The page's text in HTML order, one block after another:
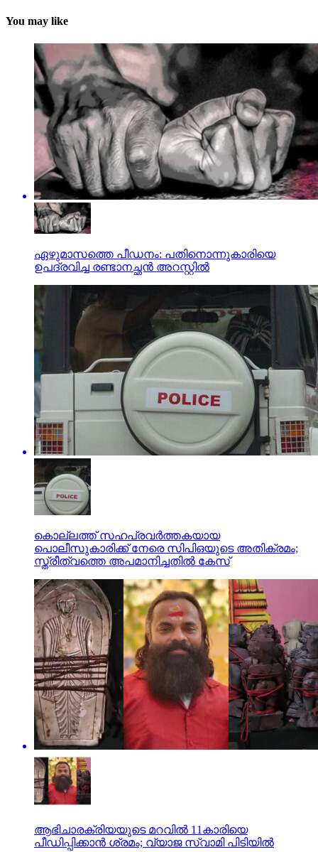
You may like
ഏഴുമാസത്തെ പീഡനം: പതിനൊന്നുകാരിയെ
ഉപദ്രവിച്ച രണ്ടാനച്ഛന്‍ അറസ്റ്റില്‍
കൊല്ലത്ത് സഹപ്രവര്‍ത്തകയായ
പൊലീസുകാരിക്ക് നേരെ സിപിഒയുടെ അതിക്രമം;
സ്ത്രീത്വത്തെ അപമാനിച്ചതില്‍ കേസ്
ആഭിചാരക്രിയയുടെ മറവിൽ 11കാരിയെ
പീഡിപ്പിക്കാൻ ശ്രമം; വ്യാജ സ്വാമി പിടിയിൽ